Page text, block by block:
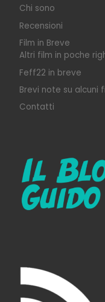
Chi sono
Recensioni
Film in Breve
Altri film in poche
Feff22 in breve
Brevi note su alcuni
Contatti